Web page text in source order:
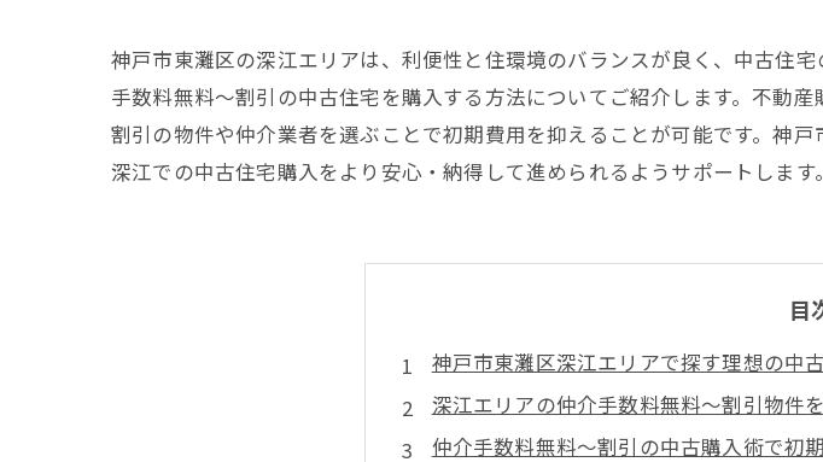
神戸市東灘区の深江エリアは、利便性と住環境のバランスが良く、中古住
手数料無料～割引の中古住宅を購入する方法についてご紹介します。不動
割引の物件や仲介業者を選ぶことで初期費用を抑えることが可能です。神
深江での中古住宅購入をより安心・納得して進められるようサポートしま
目
神戸市東灘区深江エリアで探す理想の中
深江エリアの仲介手数料無料～割引物件
仲介手数料無料～割引の中古購入術で初